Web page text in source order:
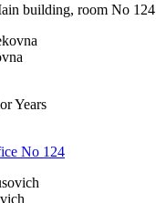
building, room No 124
Years
No 124